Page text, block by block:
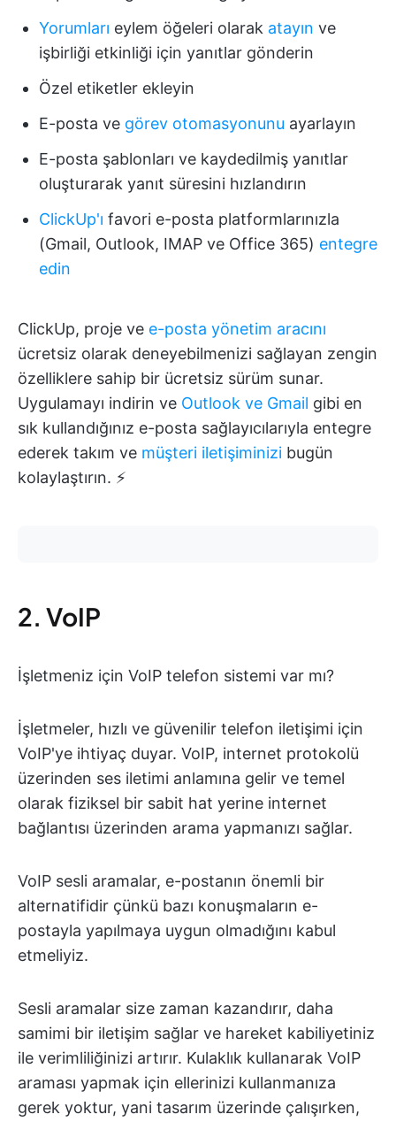
Yorumları eylem öğeleri olarak atayın ve
işbirliği etkinliği için yanıtlar gönderin
Özel etiketler ekleyin
E-posta ve görev otomasyonunu ayarlayın
E-posta şablonları ve kaydedilmiş yanıtlar
oluşturarak yanıt süresini hızlandırın
ClickUp'ı favori e-posta platformlarınızla
(Gmail, Outlook, IMAP ve Office 365) entegre
edin
ClickUp, proje ve e-posta yönetim aracını
ücretsiz olarak deneyebilmenizi sağlayan zengin
özelliklere sahip bir ücretsiz sürüm sunar.
Uygulamayı indirin ve Outlook ve Gmail gibi en
sık kullandığınız e-posta sağlayıcılarıyla entegre
ederek takım ve müşteri iletişiminizi bugün
kolaylaştırın. ⚡️
2. VoIP
İşletmeniz için VoIP telefon sistemi var mı?
İşletmeler, hızlı ve güvenilir telefon iletişimi için
VoIP'ye ihtiyaç duyar. VoIP, internet protokolü
üzerinden ses iletimi anlamına gelir ve temel
olarak fiziksel bir sabit hat yerine internet
bağlantısı üzerinden arama yapmanızı sağlar.
VoIP sesli aramalar, e-postanın önemli bir
alternatifidir çünkü bazı konuşmaların e-
postayla yapılmaya uygun olmadığını kabul
etmeliyiz.
Sesli aramalar size zaman kazandırır, daha
samimi bir iletişim sağlar ve hareket kabiliyetiniz
ile verimliliğinizi artırır. Kulaklık kullanarak VoIP
araması yapmak için ellerinizi kullanmanıza
gerek yoktur, yani tasarım üzerinde çalışırken,